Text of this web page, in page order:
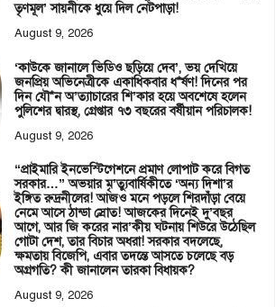
তৃণমূল’ সায়নীকে ধুয়ে দিল নেটপাড়া!
August 9, 2026
‘কাউকে জানালে ভিডিও ছড়িয়ে দেব’, ভয় দেখিয়ে
জনপ্রিয় অভিনেত্রীকে একাধিকবার ধ*র্ষণ! দিনের পর
দিন যৌ*ন অ’ত্যাচারের শি’কার হয়ে অবশেষে হলেন
পুলিশের দ্বারস্থ, গ্রেপ্তার ৭৩ বছরের বর্ষীয়ান পরিচালক!
August 9, 2026
“প্রাইমারি ইনভেস্টিগেশনে প্রমাণ লোপাট করে বিগত
সরকার…” অভয়ার মৃ’ত্যুবার্ষিকীতে ‘অন্য দিশা’র
ইঙ্গিত রুদ্রনীলের! আজও মনে পড়লে শিরদাঁড়া বেয়ে
নেমে আসে ঠান্ডা স্রোত! আজকের দিনেই দু’বছর
আগে, আর জি করের নার’কীয় ঘটনায় শিউরে উঠেছিল
গোটা দেশ, তার বিচার অধরা! সরকার বদলেছে,
ক্ষমতায় বিজেপি, এবার তদন্তে আসতে চলেছে বড়
অগ্রগতি? কী জানালেন তারকা বিধায়ক?
August 9, 2026